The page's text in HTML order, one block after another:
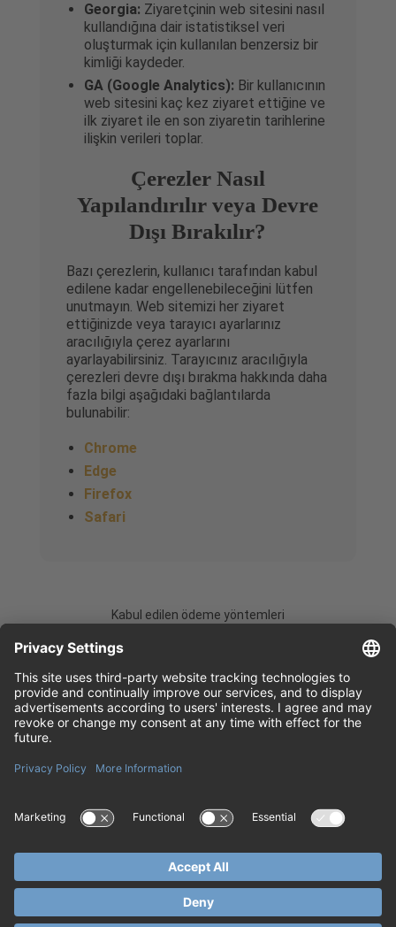
Georgia: Ziyaretçinin web sitesini nasıl
kullandığına dair istatistiksel veri
oluşturmak için kullanılan benzersiz bir
kimliği kaydeder.
GA (Google Analytics): Bir kullanıcının
web sitesini kaç kez ziyaret ettiğine ve
ilk ziyaret ile en son ziyaretin tarihlerine
ilişkin verileri toplar.
Çerezler Nasıl
Yapılandırılır veya Devre
Dışı Bırakılır?
Bazı çerezlerin, kullanıcı tarafından kabul
edilene kadar engellenebileceğini lütfen
unutmayın. Web sitemizi her ziyaret
ettiğinizde veya tarayıcı ayarlarınız
aracılığıyla çerez ayarlarını
ayarlayabilirsiniz. Tarayıcınız aracılığıyla
çerezleri devre dışı bırakma hakkında daha
fazla bilgi aşağıdaki bağlantılarda
bulunabilir:
Chrome
Edge
Firefox
Safari
Kabul edilen ödeme yöntemleri
Biletlerini Kolayca Al: Bekleme
platformu. Daha fazla tur ve atraksiyon için
Travify.com’u ziyaret edin.
Kolombiya Medellín turları için
MedellinTickets.com
’u keşfedin. Paris’in
Şartlar ve Koşullar
Çerez Politikası